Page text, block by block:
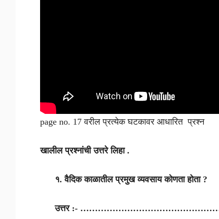
page no. 17 वरील प्रत्येक घटकावर आधारित प्रश्न
खालील प्रश्नांची उत्तरे लिहा .
१. वैदिक काळातील प्रमुख व्यवसाय कोणता होता ?
उत्तर :-